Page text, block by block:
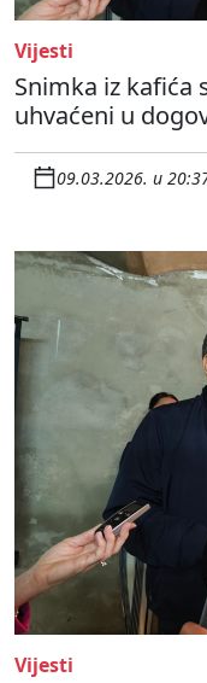
Vijesti
Snimka iz kafića
uhvaćeni u
09.03.2026. u
Vijesti